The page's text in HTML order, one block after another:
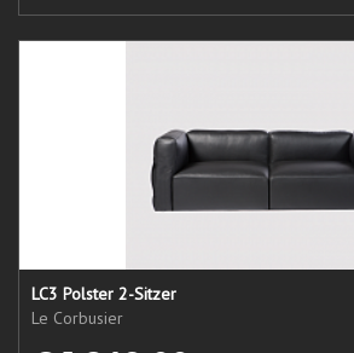
LC3 Polster 2-Sitzer
Le Corbusier